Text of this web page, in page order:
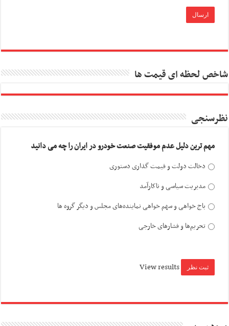
شاخص لحظه ای قیمت ها
نظرسنجی
مهم ترین دلیل عدم موفقیت صنعت خودرو در ایران را چه می دانید
دخالت دولت و قیمت گذاری دستوری
مدیریت سیاسی و ناکارآمد
باج خواهی و سهم خواهی نماینده‌های مجلس و دیگر گروه ها
تحریم‌ها و فشارهای خارجی
View results